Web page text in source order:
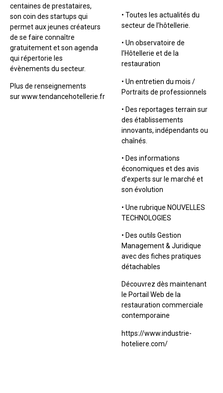
centaines de prestataires,
son coin des startups qui
permet aux jeunes créateurs
de se faire connaître
gratuitement et son agenda
qui répertorie les
évènements du secteur.
Plus de renseignements
sur www.tendancehotellerie.fr
• Toutes les actualités du
secteur de l’hôtellerie.
• Un observatoire de
l’Hôtellerie et de la
restauration
• Un entretien du mois /
Portraits de professionnels
• Des reportages terrain sur
des établissements
innovants, indépendants ou
chaînés.
• Des informations
économiques et des avis
d’experts sur le marché et
son évolution
• Une rubrique NOUVELLES
TECHNOLOGIES
• Des outils Gestion
Management & Juridique
avec des fiches pratiques
détachables
Découvrez dès maintenant
le Portail Web de la
restauration commerciale
contemporaine
https://www.industrie-
hoteliere.com/